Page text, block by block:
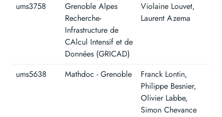
ums3758
Grenoble Alpes
Recherche-
Infrastructure de
CAlcul Intensif et de
Données (GRICAD)
Violaine Louvet,
Laurent Azema
ums5638 Mathdoc - Grenoble
Franck Lontin,
Philippe Besnier,
Olivier Labbe,
Simon Chevance